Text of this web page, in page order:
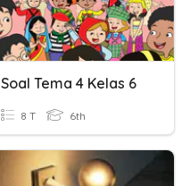
Soal Tema 4 Kelas 6
8 T 6th